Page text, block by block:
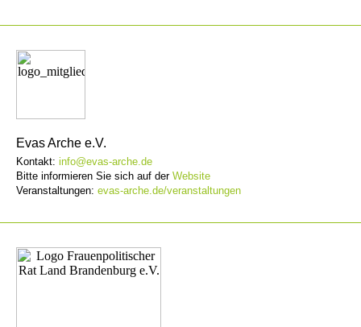
Evas Arche e.V.
Kontakt: info@evas-arche.de
Bitte informieren Sie sich auf der Website
Veranstaltungen: evas-arche.de/veranstaltungen